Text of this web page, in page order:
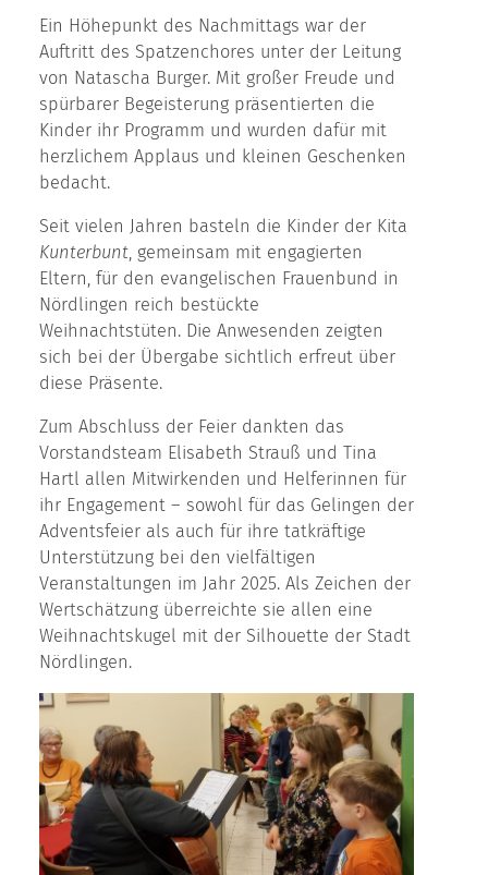
Ein Höhepunkt des Nachmittags war der
Auftritt des Spatzenchores unter der Leitung
von Natascha Burger. Mit großer Freude und
spürbarer Begeisterung präsentierten die
Kinder ihr Programm und wurden dafür mit
herzlichem Applaus und kleinen Geschenken
bedacht.
Seit vielen Jahren basteln die Kinder der Kita
Kunterbunt, gemeinsam mit engagierten
Eltern, für den evangelischen Frauenbund in
Nördlingen reich bestückte
Weihnachtstüten. Die Anwesenden zeigten
sich bei der Übergabe sichtlich erfreut über
diese Präsente.
Zum Abschluss der Feier dankten das
Vorstandsteam Elisabeth Strauß und Tina
Hartl allen Mitwirkenden und Helferinnen für
ihr Engagement – sowohl für das Gelingen der
Adventsfeier als auch für ihre tatkräftige
Unterstützung bei den vielfältigen
Veranstaltungen im Jahr 2025. Als Zeichen der
Wertschätzung überreichte sie allen eine
Weihnachtskugel mit der Silhouette der Stadt
Nördlingen.